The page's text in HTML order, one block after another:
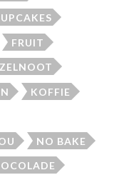
FRUIT
KOFFIE
NO BAKE